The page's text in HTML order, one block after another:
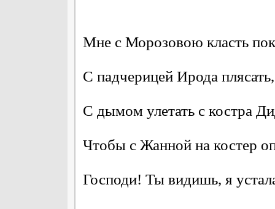
Мне с Морозовою класть
С падчерицей Ирода плясать,
С дымом улетать с костра
Чтобы с Жанной на костер
Господи! Ты видишь, я